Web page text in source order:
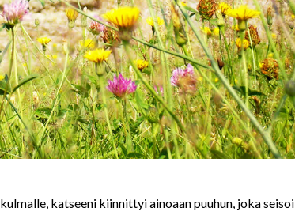
katseeni kiinnittyi ainoaan puuhun, joka seisoi